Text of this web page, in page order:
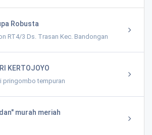
Robusta
RT4/3 Ds. Trasan Kec. Bandongan
KERTOJOYO
pringombo tempuran
murah meriah